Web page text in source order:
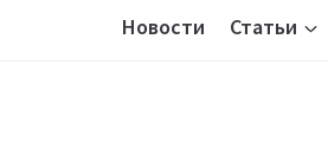
Новости Статьи